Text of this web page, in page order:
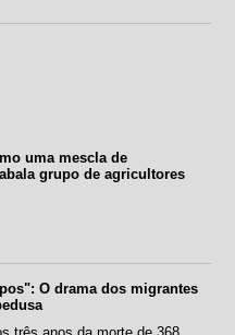
uma mescla de
grupo de agricultores
O drama dos migrantes